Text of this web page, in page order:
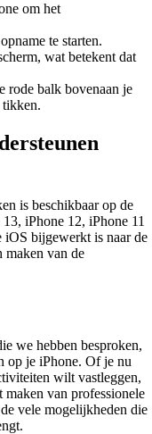
om het
te starten.
wat betekent dat
rode balk bovenaan je
tikken.
is beschikbaar op de
iPhone 12, iPhone 11
iOS bijgewerkt is naar de
maken van de
we hebben besproken,
op je iPhone. Of je nu
wilt vastleggen,
van professionele
vele mogelijkheden die